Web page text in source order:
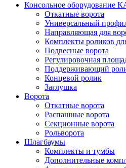
Консольное оборудование
Откатные ворота
Универсальный
Направляющая для
Комплекты роликов
Подвесные ворота
Регулировочная
Поддерживающий
Концевой ролик
Заглушка
Ворота
Откатные ворота
Распашные ворота
Секционные ворота
Рольворота
Шлагбаумы
Комплекты и тумбы
Дополнительные